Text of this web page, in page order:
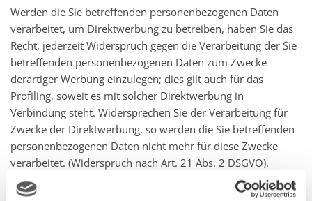
Werden die Sie betreffenden personenbezogenen Daten
verarbeitet, um Direktwerbung zu betreiben, haben Sie das
Recht, jederzeit Widerspruch gegen die Verarbeitung der Sie
betreffenden personenbezogenen Daten zum Zwecke
derartiger Werbung einzulegen; dies gilt auch für das
Profiling, soweit es mit solcher Direktwerbung in
Verbindung steht. Widersprechen Sie der Verarbeitung für
Zwecke der Direktwerbung, so werden die Sie betreffenden
personenbezogenen Daten nicht mehr für diese Zwecke
verarbeitet. (Widerspruch nach Art. 21 Abs. 2 DSGVO).
Sie haben die Möglichkeit, im Zusammenhang mit der